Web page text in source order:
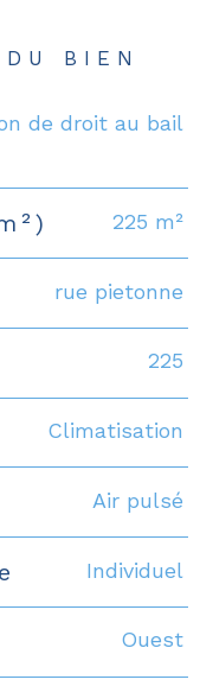
BIEN
de droit au bail
225 m²
rue pietonne
225
Climatisation
Air pulsé
Individuel
Ouest